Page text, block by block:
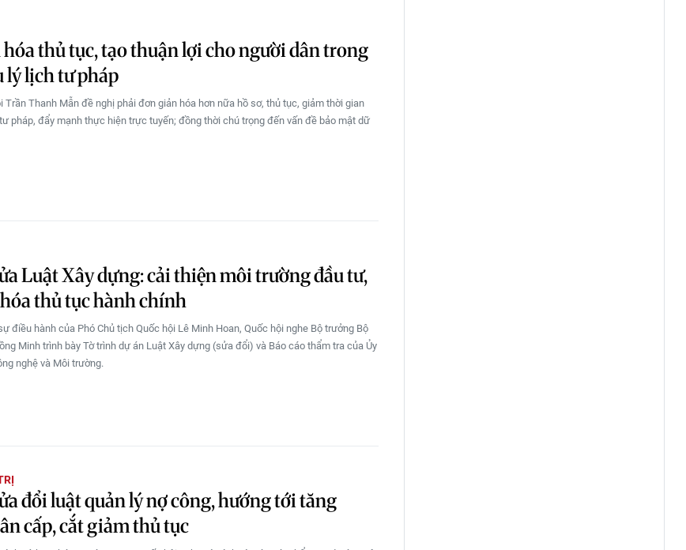
thủ tục, tạo thuận lợi cho người dân trong
lý lịch tư pháp
Trần Thanh Mẫn đề nghị phải đơn giản hóa hơn nữa hồ sơ, thủ tục, giảm thời gian
pháp, đẩy mạnh thực hiện trực tuyến; đồng thời chú trọng đến vấn đề bảo mật dữ
Luật Xây dựng: cải thiện môi trường đầu tư,
thủ tục hành chính
điều hành của Phó Chủ tịch Quốc hội Lê Minh Hoan, Quốc hội nghe Bộ trưởng Bộ
Minh trình bày Tờ trình dự án Luật Xây dựng (sửa đổi) và Báo cáo thẩm tra của Ủy
nghệ và Môi trường.
đổi luật quản lý nợ công, hướng tới tăng
cấp, cắt giảm thủ tục